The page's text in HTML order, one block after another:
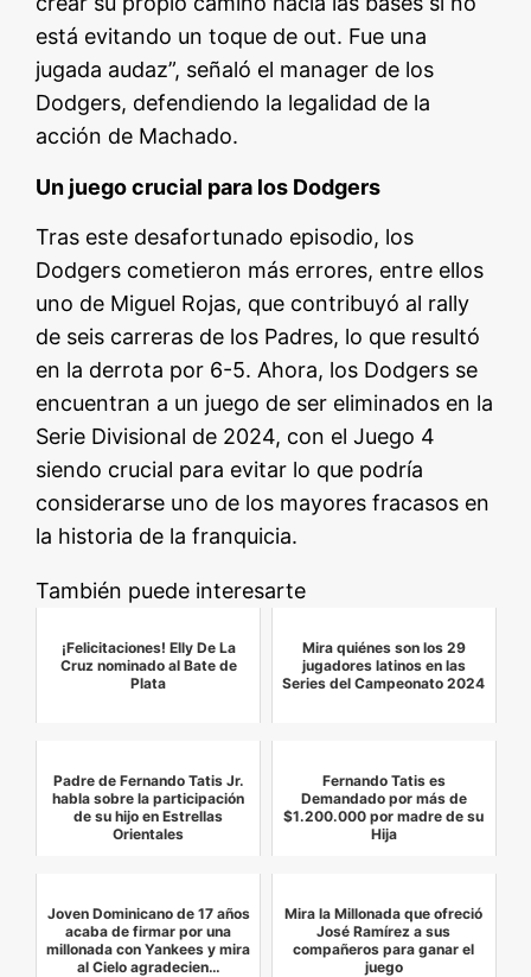
está evitando un toque de out. Fue una
jugada audaz”, señaló el manager de los
Dodgers, defendiendo la legalidad de la
acción de Machado.
Un juego crucial para los Dodgers
Tras este desafortunado episodio, los
Dodgers cometieron más errores, entre ellos
uno de Miguel Rojas, que contribuyó al rally
de seis carreras de los Padres, lo que resultó
en la derrota por 6-5. Ahora, los Dodgers se
encuentran a un juego de ser eliminados en la
Serie Divisional de 2024, con el Juego 4
siendo crucial para evitar lo que podría
considerarse uno de los mayores fracasos en
la historia de la franquicia.
También puede interesarte
¡Felicitaciones! Elly De La
Cruz nominado al Bate de
Plata
Mira quiénes son los 29
jugadores latinos en las
Series del Campeonato 2024
Padre de Fernando Tatis Jr.
habla sobre la participación
de su hijo en Estrellas
Orientales
Fernando Tatis es
Demandado por más de
$1.200.000 por madre de su
Hija
Joven Dominicano de 17 años
acaba de firmar por una
millonada con Yankees y mira
al Cielo agradecien…
Mira la Millonada que ofreció
José Ramírez a sus
compañeros para ganar el
juego